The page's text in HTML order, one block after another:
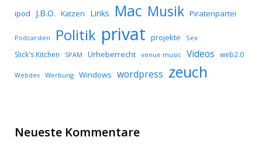
ipod J.B.O. Katzen Links Mac Musik Piratenpartei
Podcarsten Politik privat projekte Sex
Slick's Kitchen SPAM Urheberrecht venue music Videos web2.0
Webdev Werbung Windows wordpress zeuch
Neueste Kommentare